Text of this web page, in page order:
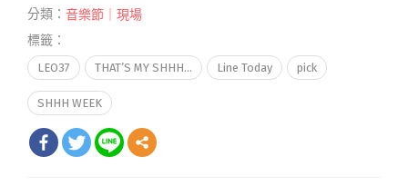
分類： 音樂節｜現場
標籤：
LEO37 THAT’S MY SHHH… Line Today pick
SHHH WEEK